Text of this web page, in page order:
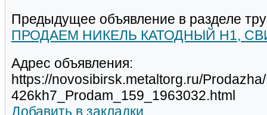
Предыдущее объявление в разделе
ПРОДАЕМ НИКЕЛЬ КАТОДНЫЙ Н1,
Адрес объявления:
https://novosibirsk.metaltorg.ru/
426kh7_Prodam_159_1963032.html
Добавить в закладки